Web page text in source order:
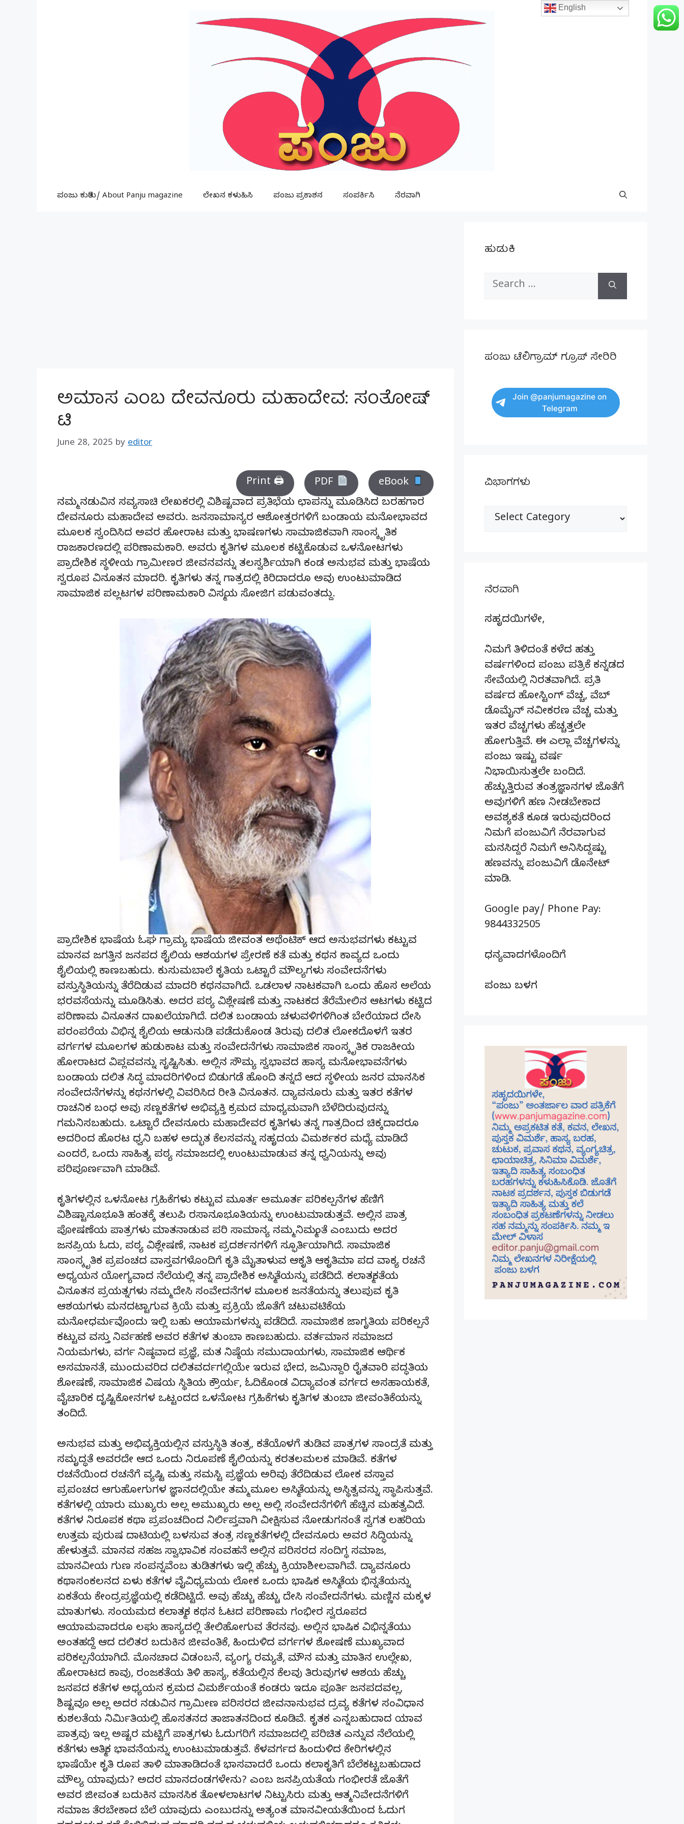
ಪಂಜು ಕುರಿತು/ About Panju magazine ಲೇಖನ ಕಳುಹಿಸಿ ಪಂಜು ಪ್ರಕಾಶನ ಸಂಪರ್ಕಿಸಿ ನೆರವಾಗಿ
ಅಮಾಸ ಎಂಬ ದೇವನೂರು ಮಹಾದೇವ: ಸಂತೋಷ್
ಟಿ
June 28, 2025 by editor
Print 🖨 PDF
eBook
ನಮ್ಮ ನಡುವಿನ ಸವ್ಯಸಾಚಿ ಲೇಖಕರಲ್ಲಿ ವಿಶಿಷ್ಟವಾದ ಪ್ರತಿಭೆಯ ಛಾಪನ್ನು ಮೂಡಿಸಿದ ಬರಹಗಾರ
ದೇವನೂರು ಮಹಾದೇವ ಅವರು. ಜನಸಾಮಾನ್ಯರ ಆಶೋತ್ತರಗಳಿಗೆ ಬಂಡಾಯ ಮನೋಭಾವದ
ಮೂಲಕ ಸ್ವಂದಿಸಿದ ಅವರ ಹೋರಾಟ ಮತ್ತು ಭಾಷಣಗಳು ಸಾಮಾಜಿಕವಾಗಿ ಸಾಂಸ್ಕೃತಿಕ
ರಾಜಕಾರಣದಲ್ಲಿ ಪರಿಣಾಮಕಾರಿ. ಅವರು ಕೃತಿಗಳ ಮೂಲಕ ಕಟ್ಟಿಕೊಡುವ ಒಳನೋಟಗಳು
ಪ್ರಾದೇಶಿಕ ಸ್ಥಳೀಯ ಗ್ರಾಮೀಣರ ಜೀವನವನ್ನು ತಲಸ್ವರ್ಶಿಯಾಗಿ ಕಂಡ ಅನುಭವ ಮತ್ತು ಭಾಷೆಯ
ಸ್ವರೂಪ ವಿನೂತನ ಮಾದರಿ. ಕೃತಿಗಳು ತನ್ನ ಗಾತ್ರದಲ್ಲಿ ಕಿರಿದಾದರೂ ಅವು ಉಂಟುಮಾಡಿದ
ಸಾಮಾಜಿಕ ಪಲ್ಲಟಗಳ ಪರಿಣಾಮಕಾರಿ ವಿಸ್ಮಯ ಸೋಜಿಗ ಪಡುವಂತದ್ದು.
ಪ್ರಾದೇಶಿಕ ಭಾಷೆಯ ಓಘ ಗ್ರಾಮ್ಯ ಭಾಷೆಯ ಜೀವಂತ ಅಥೆಂಟಿಕ್ ಆದ ಅನುಭವಗಳು ಕಟ್ಟುವ
ಮಾನವ ಜಗತ್ತಿನ ಜನಪದ ಶೈಲಿಯ ಆಶಯಗಳ ಪ್ರೇರಣೆ ಕತೆ ಮತ್ತು ಕಥನ ಕಾವ್ಯದ ಒಂದು
ಶೈಲಿಯಲ್ಲಿ ಕಾಣಬಹುದು. ಕುಸುಮಬಾಲೆ ಕೃತಿಯ ಒಟ್ಟಾರೆ ಮೌಲ್ಯಗಳು ಸಂವೇದನೆಗಳು
ವಸ್ತುಸ್ಥಿತಿಯನ್ನು ತೆರೆದಿಡುವ ಮಾದರಿ ಕಥನವಾಗಿದೆ. ಒಡಲಾಳ ನಾಟಕವಾಗಿ ಒಂದು ಹೊಸ ಅಲೆಯ
ಭರವಸೆಯನ್ನು ಮೂಡಿಸಿತು. ಅದರ ಪಠ್ಯ ವಿಶ್ಲೇಷಣೆ ಮತ್ತು ನಾಟಕದ ತೆರೆಮೇಲಿನ ಆಟಗಳು ಕಟ್ಟಿದ
ಪರಿಣಾಮ ವಿನೂತನ ದಾಖಲೆಯಾಗಿದೆ. ದಲಿತ ಬಂಡಾಯ ಚಳುವಳಿಗಳಿಗಿಂತ ಬೇರೆಯಾದ ದೇಸಿ
ಪರಂಪರೆಯ ವಿಭಿನ್ನ ಶೈಲಿಯ ಆಡುನುಡಿ ಪಡೆದುಕೊಂಡ ತಿರುವು ದಲಿತ ಲೋಕದೊಳಗೆ ಇತರ
ವರ್ಗಗಳ ಮೂಲಗಳ ಹುಡುಕಾಟ ಮತ್ತು ಸಂವೇದನೆಗಳು ಸಾಮಾಜಿಕ ಸಾಂಸ್ಕೃತಿಕ ರಾಜಕೀಯ
ಹೋರಾಟದ ವಿಪ್ಲವವನ್ನು ಸೃಷ್ಟಿಸಿತು. ಅಲ್ಲಿನ ಸೌಮ್ಯ ಸ್ವಭಾವದ ಹಾಸ್ಯ ಮನೋಭಾವನೆಗಳು
ಬಂಡಾಯ ದಲಿತ ಸಿದ್ಧ ಮಾದರಿಗಳಿಂದ ಬಿಡುಗಡೆ ಹೊಂದಿ ತನ್ನದೆ ಆದ ಸ್ಥಳೀಯ ಜನರ ಮಾನಸಿಕ
ಸಂವೇದನೆಗಳನ್ನು ಕಥನಗಳಲ್ಲಿ ವಿವರಿಸಿದ ರೀತಿ ವಿನೂತನ. ದ್ಯಾವನೂರು ಮತ್ತು ಇತರ ಕತೆಗಳ
ರಾಚನಿಕ ಬಂಧ ಅವು ಸಣ್ಣಕತೆಗಳ ಅಭಿವ್ಯಕ್ತಿ ಕ್ರಮದ ಮಾಧ್ಯಮವಾಗಿ ಬೆಳೆದಿರುವುದನ್ನು
ಗಮನಿಸಬಹುದು. ಒಟ್ಟಾರೆ ದೇವನೂರು ಮಹಾದೇವರ ಕೃತಿಗಳು ತನ್ನ ಗಾತ್ರದಿಂದ ಚಿಕ್ಕದಾದರೂ
ಅದರಿಂದ ಹೊರಟ ಧ್ವನಿ ಬಹಳ ಅದ್ಭುತ ಕೆಲಸವನ್ನು ಸಹೃದಯ ವಿಮರ್ಶಕರ ಮಧ್ಯೆ ಮಾಡಿದೆ
ಎಂದರೆ, ಒಂದು ಸಾಹಿತ್ಯ ಪಠ್ಯ ಸಮಾಜದಲ್ಲಿ ಉಂಟುಮಾಡುವ ತನ್ನ ಧ್ವನಿಯನ್ನು ಅವು
ಪರಿಪೂರ್ಣವಾಗಿ ಮಾಡಿವೆ.
ಕೃತಿಗಳಲ್ಲಿನ ಒಳನೋಟ ಗ್ರಹಿಕೆಗಳು ಕಟ್ಟುವ ಮೂರ್ತ ಅಮೂರ್ತ ಪರಿಕಲ್ಪನೆಗಳ ಹೆಣಿಗೆ
ವಿಶಿಷ್ಟಾನೂಭೂತಿ ಹಂತಕ್ಕೆ ತಲುಪಿ ರಸಾನೂಭೂತಿಯನ್ನು ಉಂಟುಮಾಡುತ್ತವೆ. ಅಲ್ಲಿನ ಪಾತ್ರ
ಪೋಷಣೆಯ ಪಾತ್ರಗಳು ಮಾತನಾಡುವ ಪರಿ ಸಾಮಾನ್ಯ ನಮ್ಮ ನಿಮ್ಮಂತೆ ಎಂಬುದು ಅದರ
ಜನಪ್ರಿಯ ಓದು, ಪಠ್ಯ ವಿಶ್ಲೇಷಣೆ, ನಾಟಕ ಪ್ರದರ್ಶನಗಳಿಗೆ ಸ್ಫೂರ್ತಿಯಾಗಿದೆ. ಸಾಮಾಜಿಕ
ಸಾಂಸ್ಕೃತಿಕ ಪ್ರಪಂಚದ ವಾಸ್ತವಗಳೊಂದಿಗೆ ಕೃತಿ ಮೈತಾಳುವ ಆಕೃತಿ ಆಕೃತಿಮಾ ಪದ ವಾಕ್ಯ ರಚನೆ
ಅಧ್ಯಯನ ಯೋಗ್ಯವಾದ ನೆಲೆಯಲ್ಲಿ ತನ್ನ ಪ್ರಾದೇಶಿಕ ಅಸ್ಮಿತೆಯನ್ನು ಪಡೆದಿದೆ. ಕಲಾತ್ಮಕತೆಯ
ವಿನೂತನ ಪ್ರಯತ್ನಗಳು ನಮ್ಮ ದೇಸಿ ಸಂವೇದನೆಗಳ ಮೂಲಕ ಜನತೆಯನ್ನು ತಲುಪುವ ಕೃತಿ
ಆಶಯಗಳು ಮನದಟ್ಟಾಗುವ ಕ್ರಿಯೆ ಮತ್ತು ಪ್ರಕ್ರಿಯೆ ಜೊತೆಗೆ ಚಟುವಟಿಕೆಯ
ಮನೋಧರ್ಮವೊಂದು ಇಲ್ಲಿ ಬಹು ಆಯಾಮಗಳನ್ನು ಪಡೆದಿದೆ. ಸಾಮಾಜಿಕ ಜಾಗೃತಿಯ ಪರಿಕಲ್ಪನೆ
ಕಟ್ಟುವ ವಸ್ತು ನಿರ್ವಹಣೆ ಅವರ ಕತೆಗಳ ತುಂಬಾ ಕಾಣಬಹುದು. ವರ್ತಮಾನ ಸಮಾಜದ
ನಿಯಮಗಳು, ವರ್ಗ ನಿಷ್ಠವಾದ ಪ್ರಜ್ಞೆ, ಮತ ನಿಷ್ಠೆಯ ಸಮುದಾಯಗಳು, ಸಾಮಾಜಿಕ ಆರ್ಥಿಕ
ಅಸಮಾನತೆ, ಮುಂದುವರಿದ ದಲಿತವರ್ದಗಲ್ಲಿಯೇ ಇರುವ ಭೇದ, ಜಮಿನ್ದಾರಿ ರೈತವಾರಿ ಪದ್ಧತಿಯ
ಶೋಷಣೆ, ಸಾಮಾಜಿಕ ವಿಷಯ ಸ್ಥಿತಿಯ ಕ್ರೌರ್ಯ, ಓದಿಕೊಂಡ ವಿದ್ಯಾವಂತ ವರ್ಗದ ಅಸಹಾಯಕತೆ,
ವೈಚಾರಿಕ ದೃಷ್ಟಿಕೋನಗಳ ಒಟ್ಟಂದದ ಒಳನೋಟ ಗ್ರಹಿಕೆಗಳು ಕೃತಿಗಳ ತುಂಬಾ ಜೀವಂತಿಕೆಯನ್ನು
ತಂದಿದೆ.
ಅನುಭವ ಮತ್ತು ಅಭಿವ್ಯಕ್ತಿಯಲ್ಲಿನ ವಸ್ತುಸ್ಥಿತಿ ತಂತ್ರ, ಕತೆಯೊಳಗೆ ತುಡಿವ ಪಾತ್ರಗಳ ಸಾಂದ್ರತೆ ಮತ್ತು
ಸಮೃದ್ಧತೆ ಅವರದೇ ಆದ ಒಂದು ನಿರೂಪಣೆ ಶೈಲಿಯನ್ನು ಕರತಲಮಲಕ ಮಾಡಿವೆ. ಕತೆಗಳ
ರಚನೆಯಿಂದ ರಚನೆಗೆ ವ್ಯಷ್ಟಿ ಮತ್ತು ಸಮಸ್ಟಿ ಪ್ರಜ್ಞೆಯ ಅರಿವು ತೆರೆದಿಡುವ ಲೋಕ ವಸ್ತಾವ
ಪ್ರಪಂಚದ ಆಗುಹೋಗುಗಳ ಜ್ಞಾನದಲ್ಲಿಯೇ ತಮ್ಮ ಮೂಲ ಅಸ್ಮಿತೆಯನ್ನು ಅಸ್ಥಿತ್ವವನ್ನು ಸ್ಥಾಪಿಸುತ್ತವೆ.
ಕತೆಗಳಲ್ಲಿ ಯಾರು ಮುಖ್ಯರು ಅಲ್ಲ ಅಮುಖ್ಯರು ಅಲ್ಲ ಅಲ್ಲಿ ಸಂವೇದನೆಗಳಿಗೆ ಹೆಚ್ಚಿನ ಮಹತ್ವವಿದೆ.
ಕತೆಗಳ ನಿರೂಪಕ ಕಥಾ ಪ್ರಪಂಚದಿಂದ ನಿರ್ಲಿಪ್ತವಾಗಿ ವೀಕ್ಷಿಸುವ ನೋಡುಗನಂತೆ ಸ್ವಗತ ಲಹರಿಯ
ಉತ್ತಮ ಪುರುಷ ದಾಟಿಯಲ್ಲಿ ಬಳಸುವ ತಂತ್ರ ಸಣ್ಣಕತೆಗಳಲ್ಲಿ ದೇವನೂರು ಅವರ ಸಿದ್ಧಿಯನ್ನು
ಹೇಳುತ್ತವೆ. ಮಾನವ ಸಹಜ ಸ್ವಾಭಾವಿಕ ಸಂವಹನೆ ಅಲ್ಲಿನ ಪರಿಸರದ ಸಂದಿಗ್ಧ ಸಮಾಜ,
ಮಾನವೀಯ ಗುಣ ಸಂಪನ್ನವೆಂಬ ತುಡಿತಗಳು ಇಲ್ಲಿ ಹೆಚ್ಚು ಕ್ರಿಯಾಶೀಲವಾಗಿವೆ. ದ್ಯಾವನೂರು
ಕಥಾಸಂಕಲನದ ಏಳು ಕತೆಗಳ ವೈವಿಧ್ಯಮಯ ಲೋಕ ಒಂದು ಭಾಷಿಕ ಅಸ್ಮಿತೆಯ ಭಿನ್ನತೆಯನ್ನು
ಏಕತೆಯ ಕೇಂದ್ರಪ್ರಜ್ಞೆಯಲ್ಲಿ ಕಡೆದಿಟ್ಟಿದೆ. ಅವು ಹೆಚ್ಚು ಹೆಚ್ಚು ದೇಸಿ ಸಂವೇದನೆಗಳು. ಮಣ್ಣಿನ ಮಕ್ಕಳ
ಮಾತುಗಳು. ಸಂಯಮದ ಕಲಾತ್ಮಕ ಕಥನ ಓಟದ ಪರಿಣಾಮ ಗಂಭೀರ ಸ್ವರೂಪದ
ಆಯಾಮವಾದರೂ ಲಘು ಹಾಸ್ಯದಲ್ಲಿ ತೇಲಿಹೋಗುವ ತೆರನವು. ಅಲ್ಲಿನ ಭಾಷಿಕ ವಿಭಿನ್ನತೆಯು
ಅಂತಹದ್ದೆ ಆದ ದಲಿತರ ಬದುಕಿನ ಜೀವಂತಿಕೆ, ಹಿಂದುಳಿದ ವರ್ಗಗಳ ಶೋಷಣೆ ಮುಖ್ಯವಾದ
ಪರಿಕಲ್ಪನೆಯಾಗಿದೆ. ಮೊನಚಾದ ವಿಡಂಬನೆ, ವ್ಯಂಗ್ಯ ರಮ್ಯತೆ, ಮೌನ ಮತ್ತು ಮಾತಿನ ಉಲ್ಲೇಖ,
ಹೋರಾಟದ ಕಾವು, ರಂಜಕತೆಯ ತಿಳಿ ಹಾಸ್ಯ, ಕತೆಯಲ್ಲಿನ ಕೆಲವು ತಿರುವುಗಳ ಆಶಯ ಹೆಚ್ಚು
ಜನಪದ ಕತೆಗಳ ಅಧ್ಯಯನ ಕ್ರಮದ ವಿಮರ್ಶೆಯಂತೆ ಕಂಡರು ಇದೂ ಪೂರ್ತಿ ಜನಪದವಲ್ಲ,
ಶಿಷ್ಟವೂ ಅಲ್ಲ ಅದರ ನಡುವಿನ ಗ್ರಾಮೀಣ ಪರಿಸರದ ಜೀವನಾನುಭವ ದ್ರವ್ಯ ಕತೆಗಳ ಸಂವಿಧಾನ
ಕುಶಲತೆಯ ನಿರ್ಮಿತಿಯಲ್ಲಿ ಹೊಸತನದ ತಾಜಾತನದಿಂದ ಕೂಡಿವೆ. ಕೃತಕ ಎನ್ನಬಹುದಾದ ಯಾವ
ಪಾತ್ರವು ಇಲ್ಲ ಅಷ್ಟರ ಮಟ್ಟಿಗೆ ಪಾತ್ರಗಳು ಓದುಗರಿಗೆ ಸಮಾಜದಲ್ಲಿ ಪರಿಚಿತ ಎನ್ನುವ ನೆಲೆಯಲ್ಲಿ
ಕತೆಗಳು ಆತ್ಮಿಕ ಭಾವನೆಯನ್ನು ಉಂಟುಮಾಡುತ್ತವೆ. ಕೆಳವರ್ಗದ ಹಿಂದುಳಿದ ಕೇರಿಗಳಲ್ಲಿನ
ಭಾಷೆಯೇ ಕೃತಿ ರೂಪ ತಾಳಿ ಮಾತಾಡಿದಂತೆ ಭಾಸವಾದರೆ ಒಂದು ಕಲಾಕೃತಿಗೆ ಬೆಲೆಕಟ್ಟಬಹುದಾದ
ಮೌಲ್ಯ ಯಾವುದು? ಅದರ ಮಾನದಂಡಗಳೇನು? ಎಂಬ ಜನಪ್ರಿಯತೆಯ ಗಂಭೀರತೆ ಜೊತೆಗೆ
ಅವರ ಜೀವಂತ ಬದುಕಿನ ಮಾನಸಿಕ ತೋಳಲಾಟಗಳ ನಿಟ್ಟುಸಿರು ಮತ್ತು ಆತ್ಮ ನಿವೇದನೆಗಳಿಗೆ
ಸಮಾಜ ತೆರಬೇಕಾದ ಬೆಲೆ ಯಾವುದು ಎಂಬುದನ್ನು ಅತ್ಯಂತ ಮಾನವೀಯತೆಯಿಂದ ಓದುಗ
ಹುಡುಕಿ
Search
ಪಂಜು ಟೆಲಿಗ್ರಾಮ್ ಗ್ರೂಪ್ ಸೇರಿರಿ
Join @panjumagazine on
Telegram
ವಿಭಾಗಗಳು
ವಿಭಾಗಗಳು
ನೆರವಾಗಿ
ಸಹೃದಯಿಗಳೇ,
ನಿಮಗೆ ತಿಳಿದಂತೆ ಕಳೆದ ಹತ್ತು
ವರ್ಷಗಳಿಂದ ಪಂಜು ಪತ್ರಿಕೆ ಕನ್ನಡದ
ಸೇವೆಯಲ್ಲಿ ನಿರತವಾಗಿದೆ. ಪ್ರತಿ
ವರ್ಷದ ಹೋಸ್ಟಿಂಗ್‌ ವೆಚ್ಚ, ವೆಬ್‌
ಡೊಮೈನ್‌ ನವೀಕರಣ ವೆಚ್ಚ ಮತ್ತು
ಇತರ ವೆಚ್ಚಗಳು ಹೆಚ್ಚತ್ತಲೇ
ಹೋಗುತ್ತಿವೆ. ಈ ಎಲ್ಲಾ ವೆಚ್ಚಗಳನ್ನು
ಪಂಜು ಇಷ್ಟು ವರ್ಷ
ನಿಭಾಯಿಸುತ್ತಲೇ ಬಂದಿದೆ.
ಹೆಚ್ಚುತ್ತಿರುವ ತಂತ್ರಜ್ಞಾನಗಳ ಜೊತೆಗೆ
ಅವುಗಳಿಗೆ ಹಣ ನೀಡಬೇಕಾದ
ಅವಶ್ಯಕತೆ ಕೂಡ ಇರುವುದರಿಂದ
ನಿಮಗೆ ಪಂಜುವಿಗೆ ನೆರವಾಗುವ
ಮನಸಿದ್ದರೆ ನಿಮಗೆ ಅನಿಸಿದ್ದಷ್ಟು
ಹಣವನ್ನು ಪಂಜುವಿಗೆ ಡೊನೇಟ್‌
ಮಾಡಿ.
Google pay/ Phone Pay:
9844332505
ಧನ್ಯವಾದಗಳೊಂದಿಗೆ
ಪಂಜು ಬಳಗ
English